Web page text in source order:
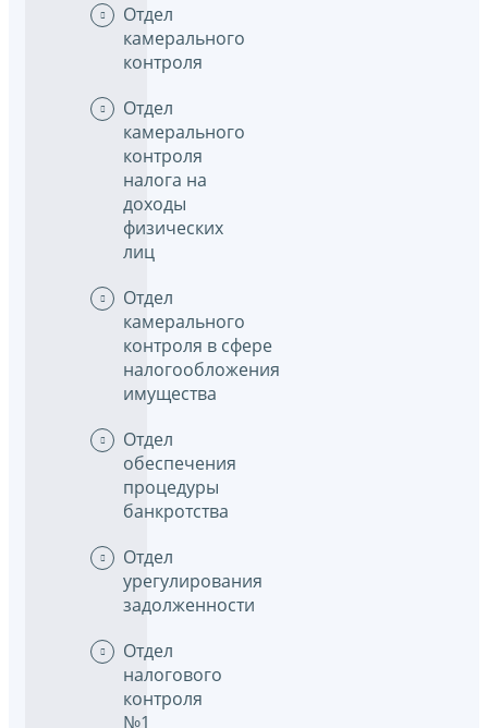
Отдел
камерального
контроля
Отдел
камерального
контроля
налога на
доходы
физических
лиц
Отдел
камерального
контроля в сфере
налогообложения
имущества
Отдел
обеспечения
процедуры
банкротства
Отдел
урегулирования
задолженности
Отдел
налогового
контроля
№1